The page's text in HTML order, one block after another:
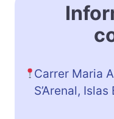
Carrer Maria
S’Arenal,